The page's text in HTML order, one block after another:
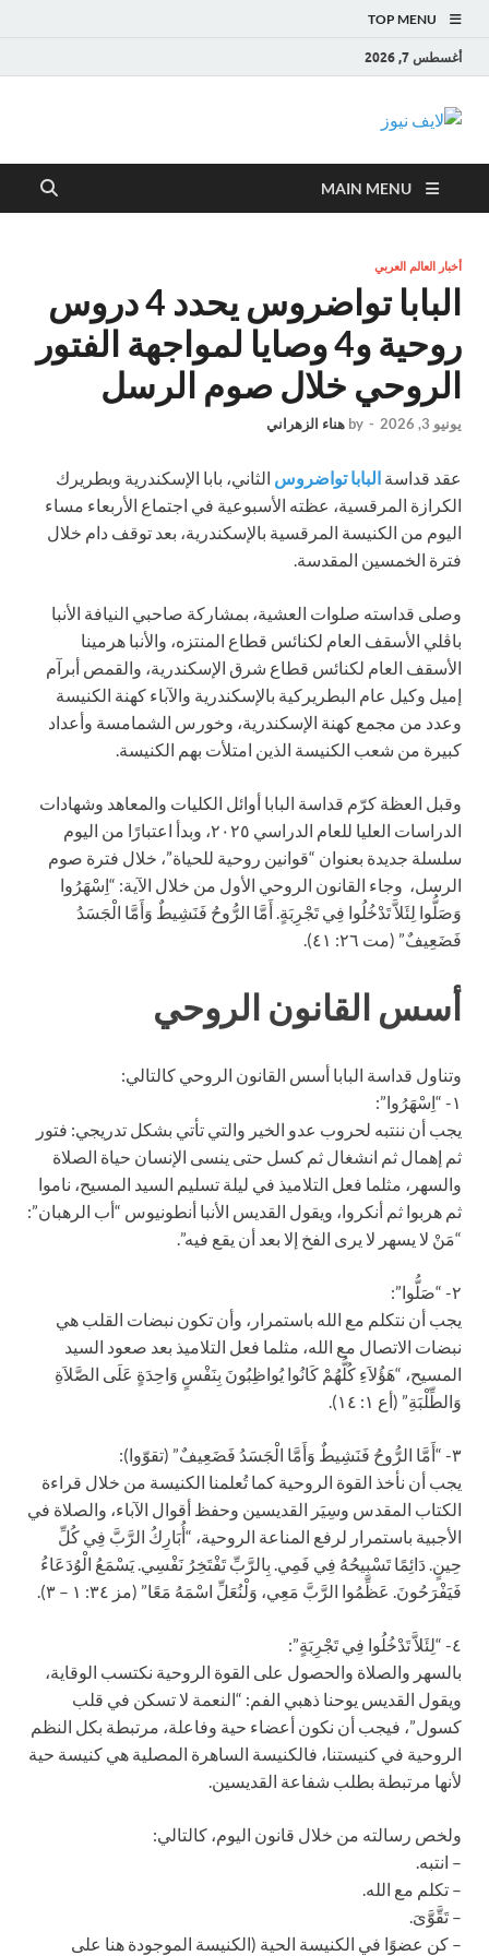
TOP MENU
أغسطس 7, 2026
لايف نيوز
MAIN MENU
أخبار العالم العربي
البابا تواضروس يحدد 4 دروس
روحية و4 وصايا لمواجهة الفتور
الروحي خلال صوم الرسل
يونيو 3, 2026 -
by هناء الزهراني
عقد قداسة البابا تواضروس الثاني، بابا الإسكندرية وبطريرك
الكرازة المرقسية، عظته الأسبوعية في اجتماع الأربعاء مساء
اليوم من الكنيسة المرقسية بالإسكندرية، بعد توقف دام خلال
فترة الخمسين المقدسة.
وصلى قداسته صلوات العشية، بمشاركة صاحبي النيافة الأنبا
باڤلي الأسقف العام لكنائس قطاع المنتزه، والأنبا هرمينا
الأسقف العام لكنائس قطاع شرق الإسكندرية، والقمص أبرآم
إميل وكيل عام البطريركية بالإسكندرية والآباء كهنة الكنيسة
وعدد من مجمع كهنة الإسكندرية، وخورس الشمامسة وأعداد
كبيرة من شعب الكنيسة الذين امتلأت بهم الكنيسة.
وقبل العظة كرّم قداسة البابا أوائل الكليات والمعاهد وشهادات
الدراسات العليا للعام الدراسي ٢٠٢٥، وبدأ اعتبارًا من اليوم
سلسلة جديدة بعنوان “قوانين روحية للحياة”، خلال فترة صوم
الرسل، وجاء القانون الروحي الأول من خلال الآية: “اِسْهَرُوا
وَصَلُّوا لِئَلاَّ تَدْخُلُوا فِي تَجْرِبَةٍ. أَمَّا الرُّوحُ فَنَشِيطٌ وَأَمَّا الْجَسَدُ
فَضَعِيفٌ” (مت ٢٦: ٤١).
أسس القانون الروحي
وتناول قداسة البابا أسس القانون الروحي كالتالي:
١- “اِسْهَرُوا”:
يجب أن ننتبه لحروب عدو الخير والتي تأتي بشكل تدريجي: فتور
ثم إهمال ثم انشغال ثم كسل حتى ينسى الإنسان حياة الصلاة
والسهر، مثلما فعل التلاميذ في ليلة تسليم السيد المسيح، ناموا
ثم هربوا ثم أنكروا، ويقول القديس الأنبا أنطونيوس “أب الرهبان”:
“مَنْ لا يسهر لا يرى الفخ إلا بعد أن يقع فيه”.
٢- “صَلُّوا”:
يجب أن نتكلم مع الله باستمرار، وأن تكون نبضات القلب هي
نبضات الاتصال مع الله، مثلما فعل التلاميذ بعد صعود السيد
المسيح، “هَؤُلاَءِ كُلُّهُمْ كَانُوا يُواظِبُونَ بِنَفْسٍ وَاحِدَةٍ عَلَى الصَّلاَةِ
وَالطِّلْبَةِ” (أع ١: ١٤).
٣- “أَمَّا الرُّوحُ فَنَشِيطٌ وَأَمَّا الْجَسَدُ فَضَعِيفٌ” (تقوّوا):
يجب أن نأخذ القوة الروحية كما تُعلمنا الكنيسة من خلال قراءة
الكتاب المقدس وسِيَر القديسين وحفظ أقوال الآباء، والصلاة في
الأجبية باستمرار لرفع المناعة الروحية، “أُبَارِكُ الرَّبَّ فِي كُلِّ
حِينٍ. دَائِمًا تَسْبِيحُهُ فِي فَمِي. بِالرَّبِّ تَفْتَخِرُ نَفْسِي. يَسْمَعُ الْوُدَعَاءُ
فَيَفْرَحُونَ. عَظِّمُوا الرَّبَّ مَعِي، وَلْنُعَلِّ اسْمَهُ مَعًا” (مز ٣٤: ١ – ٣).
٤- “لِئَلاَّ تَدْخُلُوا فِي تَجْرِبَةٍ”:
بالسهر والصلاة والحصول على القوة الروحية نكتسب الوقاية،
ويقول القديس يوحنا ذهبي الفم: “النعمة لا تسكن في قلب
كسول”، فيجب أن نكون أعضاء حية وفاعلة، مرتبطة بكل النظم
الروحية في كنيستنا، فالكنيسة الساهرة المصلية هي كنيسة حية
لأنها مرتبطة بطلب شفاعة القديسين.
ولخص رسالته من خلال قانون اليوم، كالتالي:
– انتبه.
– تكلم مع الله.
– تَقَّوَّىَ.
– كن عضوًا في الكنيسة الحية (الكنيسة الموجودة هنا على